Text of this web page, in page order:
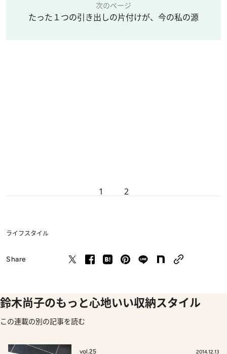
次のページ
たった１つの引き出しの片付けが、今の私の源
1 2
ライフスタイル
Share
鈴木尚子のもっと心地いい収納スタイル
この連載の別の記事を読む
vol.25 2014.12.13